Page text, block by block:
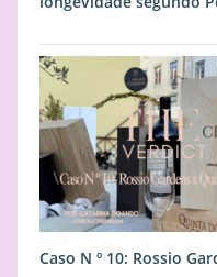
Caso N º 10: Rossio